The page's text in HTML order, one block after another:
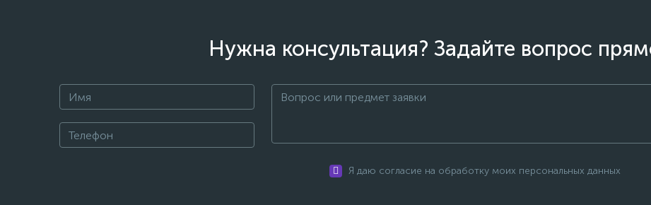
Нужна консультация? Задайте вопрос
Я даю согласие на обработку моих персональных данных